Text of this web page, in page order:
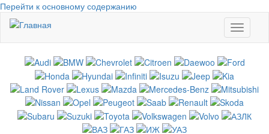
Перейти к основному содержанию
Toggle